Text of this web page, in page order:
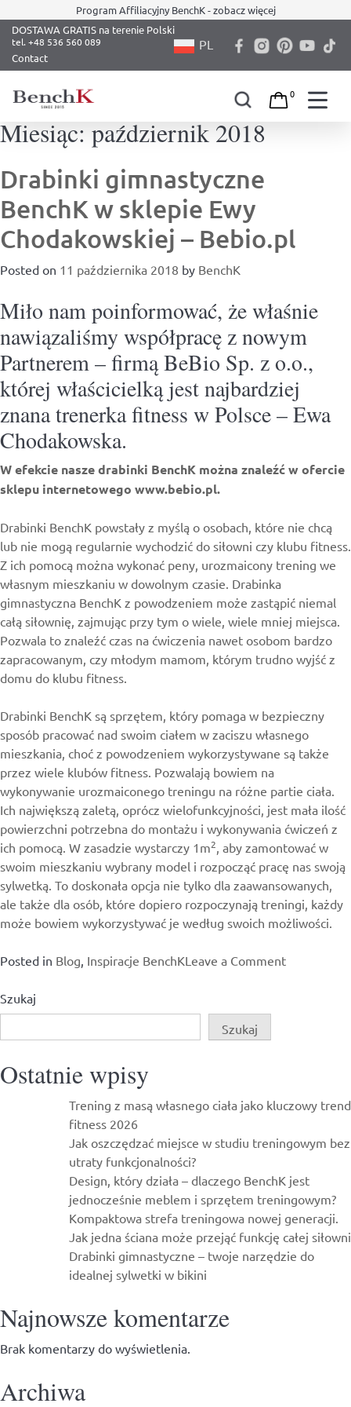
Skip
to
Program Affiliacyjny BenchK - zobacz więcej
DOSTAWA GRATIS na terenie Polski
Contact
PL
0
Miesiąc: październik 2018
Drabinki gimnastyczne
BenchK w sklepie Ewy
Chodakowskiej – Bebio.pl
Posted on 11 października 2018 by BenchK
Miło nam poinformować, że właśnie
nawiązaliśmy współpracę z nowym
Partnerem – firmą BeBio Sp. z o.o.,
której właścicielką jest najbardziej
znana trenerka fitness w Polsce – Ewa
Chodakowska.
W efekcie nasze drabinki BenchK można znaleźć w ofercie
sklepu internetowego www.bebio.pl.
Drabinki BenchK powstały z myślą o osobach, które nie chcą
lub nie mogą regularnie wychodzić do siłowni czy klubu fitness.
Z ich pomocą można wykonać peny, urozmaicony trening we
własnym mieszkaniu w dowolnym czasie. Drabinka
gimnastyczna BenchK z powodzeniem może zastąpić niemal
całą siłownię, zajmując przy tym o wiele, wiele mniej miejsca.
Pozwala to znaleźć czas na ćwiczenia nawet osobom bardzo
zapracowanym, czy młodym mamom, którym trudno wyjść z
domu do klubu fitness.
Drabinki BenchK są sprzętem, który pomaga w bezpieczny
sposób pracować nad swoim ciałem w zaciszu własnego
mieszkania, choć z powodzeniem wykorzystywane są także
przez wiele klubów fitness. Pozwalają bowiem na
wykonywanie urozmaiconego treningu na różne partie ciała.
Ich największą zaletą, oprócz wielofunkcyjności, jest mała ilość
powierzchni potrzebna do montażu i wykonywania ćwiczeń z
ich pomocą. W zasadzie wystarczy 1m2, aby zamontować w
swoim mieszkaniu wybrany model i rozpocząć pracę nas swoją
sylwetką. To doskonała opcja nie tylko dla zaawansowanych,
ale także dla osób, które dopiero rozpoczynają treningi, każdy
może bowiem wykorzystywać je według swoich możliwości.
Posted in Blog, Inspiracje BenchKLeave a Commenton
–
Szukaj
Szukaj
Ostatnie wpisy
Trening z masą własnego ciała jako kluczowy trend
fitness 2026
Jak oszczędzać miejsce w studiu treningowym bez
utraty funkcjonalności?
Design, który działa – dlaczego BenchK jest
jednocześnie meblem i sprzętem treningowym?
Kompaktowa strefa treningowa nowej generacji.
Jak jedna ściana może przejąć funkcję całej siłowni
Drabinki gimnastyczne – twoje narzędzie do
idealnej sylwetki w bikini
Najnowsze komentarze
Brak komentarzy do wyświetlenia.
Archiwa